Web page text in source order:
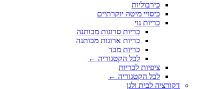
כירבוליות
כיסויי מיטה יוקרתיים
כריות נוי
כריות סרוגות מכותנה
כריות ארוגות מכותנה
כריות מבד
לכל הקטגוריה ←
ציפיות לכריות
לכל הקטגוריה ←
דקורציה לבית ולגן